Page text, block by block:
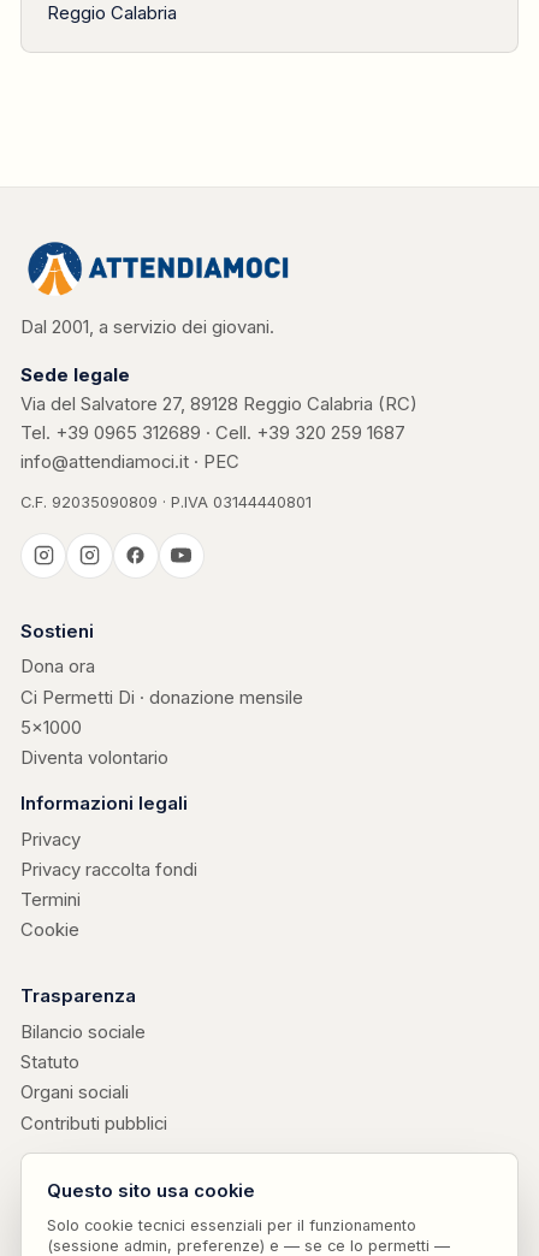
Reggio Calabria
Dal 2001, a servizio dei giovani.
Sede legale
Via del Salvatore 27, 89128 Reggio Calabria (RC)
Tel. +39 0965 312689 · Cell. +39 320 259 1687
info@attendiamoci.it · PEC
C.F. 92035090809 · P.IVA 03144440801
Casa Kerigma
Sostieni
Dona ora
Ci Permetti Di · donazione mensile
5×1000
Diventa volontario
Informazioni legali
Privacy
Privacy raccolta fondi
Termini
Cookie
Trasparenza
Bilancio sociale
Statuto
Organi sociali
Contributi pubblici
Edizioni Attendiamoci
· libri di don Valerio Chiovaro
Parole Sensate
· vocabolario etico curato da Attendiamoci ODV ETS
↗
Questo sito usa cookie
Solo cookie tecnici essenziali per il funzionamento
(sessione admin, preferenze) e — se ce lo permetti —